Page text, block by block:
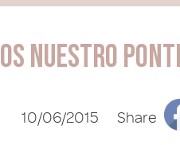
nuestro
10/06/2015 Share